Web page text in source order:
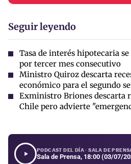
Seguir leyendo
Tasa de interés hipotecaria
por tercer mes consecutivo
Ministro Quiroz descarta
económico para el segundo
Exministro Briones descarta
Chile pero advierte
PODCAST DEL DÍA · SALA DE
Sala de Prensa, 18:00 (03/07/